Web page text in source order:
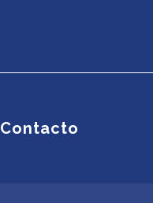
Contacto